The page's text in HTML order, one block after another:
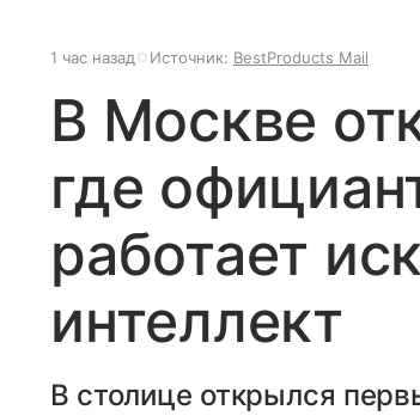
1 час назад Источник: BestProducts Mail
В Москве
где
работает
интеллект
В столице открылся